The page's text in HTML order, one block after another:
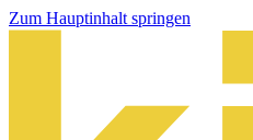
Zum Hauptinhalt springen